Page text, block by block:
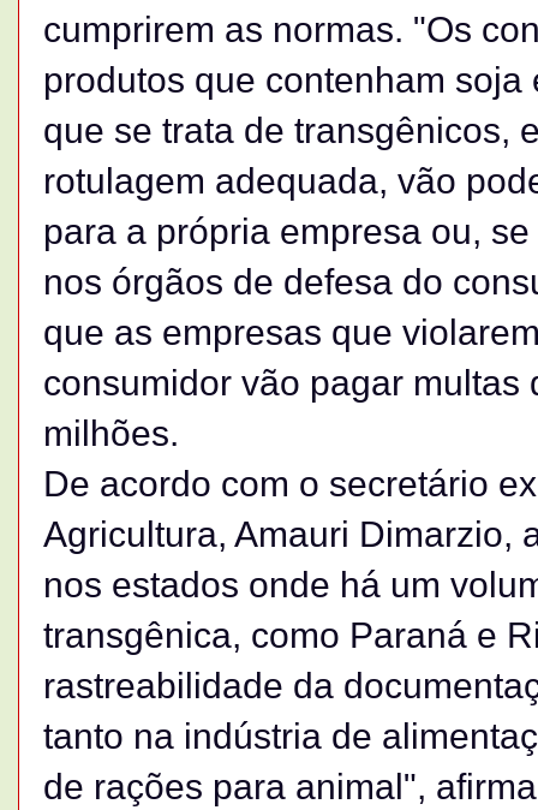
cumprirem as normas. "Os
produtos que contenham
que se trata de transgênicos,
rotulagem adequada, vão
para a própria empresa ou,
nos órgãos de defesa do
que as empresas que
consumidor vão pagar
milhões.
De acordo com o secretário
Agricultura, Amauri Dimarzio,
nos estados onde há um
transgênica, como Paraná e
rastreabilidade da
tanto na indústria de
de rações para animal",